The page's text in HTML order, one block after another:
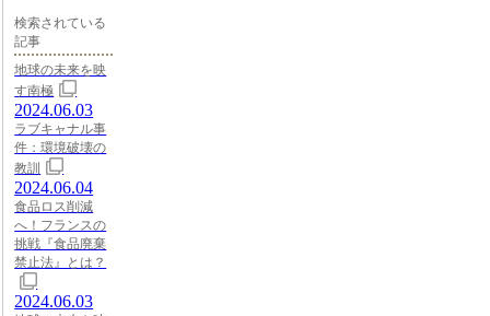
検索されている
記事
地球の未来を映
す南極
2024.06.03
ラブキャナル事
件：環境破壊の
教訓
2024.06.04
食品ロス削減
へ！フランスの
挑戦『食品廃棄
禁止法』とは？
2024.06.03